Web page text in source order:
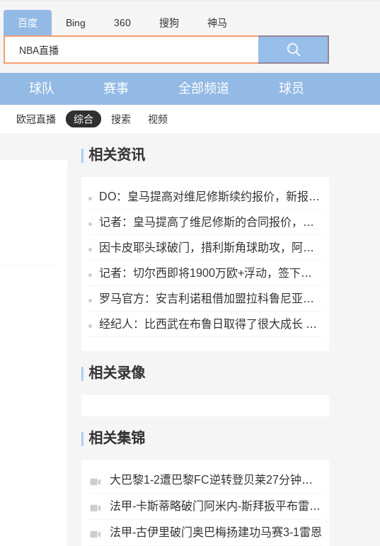
百度 Bing 360 搜狗 神马
球队 赛事 全部频道 球员
欧冠直播 综合 搜索 视频
相关资讯
DO：皇马提高对维尼修斯续约报价，新报价能体现其对球队重要性
记者：皇马提高了维尼修斯的合同报价，老佛爷不想放他免费离队
因卡皮耶头球破门，措利斯角球助攻，阿森纳扳回一球1-2贝蒂斯
记者：切尔西即将1900万欧+浮动，签下巴列卡诺左后卫查瓦里亚
罗马官方：安吉利诺租借加盟拉科鲁尼亚，后者拥有选择买断条款
经纪人：比西武在布鲁日取得了很大成长 他希望为巴萨奉献一切
相关录像
相关集锦
大巴黎1-2遭巴黎FC逆转登贝莱27分钟伤退戈里替补双响+读秒绝杀
法甲-卡斯蒂略破门阿米内-斯拜扳平布雷斯特1-1昂热
法甲-古伊里破门奥巴梅扬建功马赛3-1雷恩